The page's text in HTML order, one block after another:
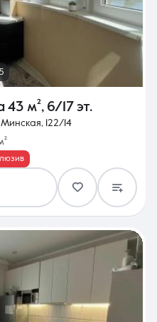
43 м², 6/17 эт.
122/14